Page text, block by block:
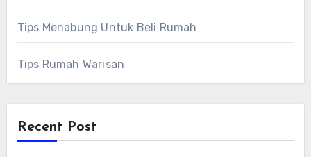
Tips Menabung Untuk Beli Rumah
Tips Rumah Warisan
Recent Post